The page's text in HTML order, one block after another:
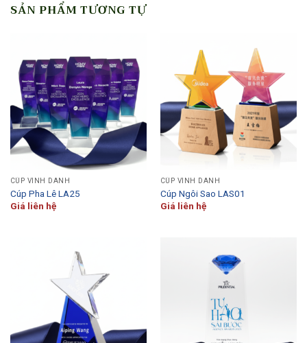
SẢN PHẨM TƯƠNG TỰ
CÚP VINH DANH
Cúp Pha Lê LA25
Giá liên hệ
CÚP VINH DANH
Cúp Ngôi Sao LAS01
Giá liên hệ